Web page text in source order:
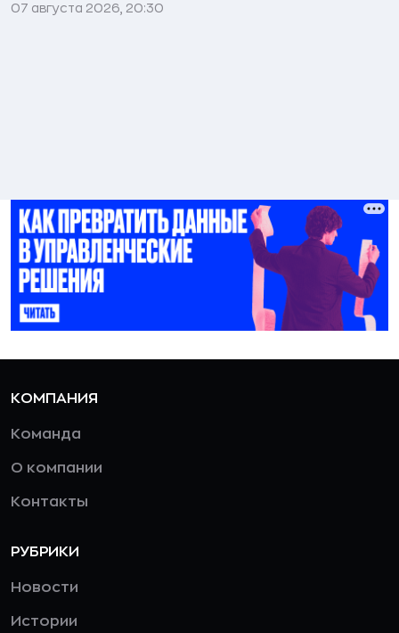
07 августа 2026, 20:30
КОМПАНИЯ
Команда
О компании
Контакты
РУБРИКИ
Новости
Истории